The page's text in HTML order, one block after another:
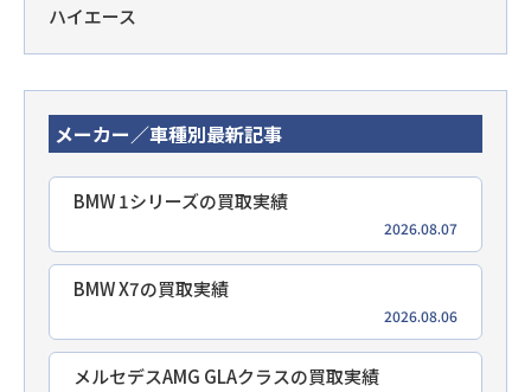
ハイエース
メーカー／車種別最新記事
BMW 1シリーズの買取実績
2026.08.07
BMW X7の買取実績
2026.08.06
メルセデスAMG GLAクラスの買取実績